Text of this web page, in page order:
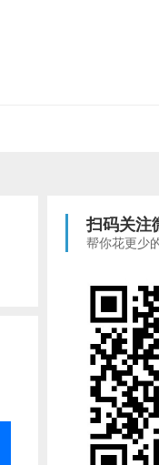
扫码关注
帮你花更少